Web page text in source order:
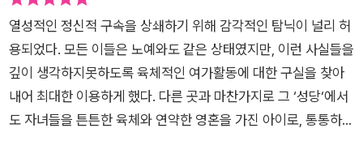
로는 신경질도 받아주어야하다니! 아무리 좋게 말해도 이미 사라
진 추억들도 그다지 행복한건 아닌데! 한순간 가슴이 무너져 내렸
지만 곧 괜찮아졌다. 불운을 현실로 받아들이는 것도 힘들었지만,
나는 원래 상황을 이상화하기엔 너무 무미건조한 성격이라 불운
을 과장할 수도 없는 사람이었다. - P55시중 들던 하녀가 결혼을
열성적인 정신적 구속을 상쇄하기 위해 감각적인 탐닉이 널리 허
용되었다. 모든 이들은 노예와도 같은 상태였지만, 이런 사실들을
깊이 생각하지못하도록 육체적인 여가활동에 대한 구실을 찾아
내어 최대한 이용하게 했다. 다른 곳과 마찬가지로 그 ‘성당‘에서
도 자녀들을 튼튼한 육체와 연약한 영혼을 가진 아이로, 통통하